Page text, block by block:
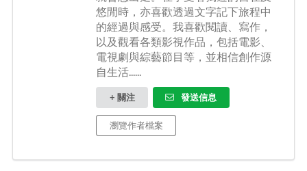
悠閒時，亦喜歡透過文字記下旅程中
的經過與感受。我喜歡閱讀、寫作，
以及觀看各類影視作品，包括電影、
電視劇與綜藝節目等，並相信創作源
自生活......
+ 關注 發送信息
瀏覽作者檔案